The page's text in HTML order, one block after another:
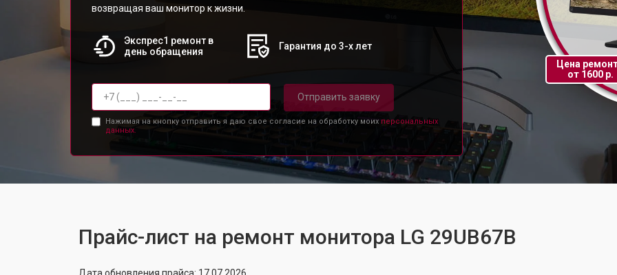
возвращая ваш монитор к жизни.
Экспрес1 ремонт в
день обращения
Гарантия до 3-х лет
Отправить заявку
Нажимая на кнопку отправить я даю свое согласие на обработку моих персональных
данных.
Цена
от 1600 р.
Прайс-лист на ремонт монитора LG 29UB67B
Дата обновления прайса: 17.07.2026